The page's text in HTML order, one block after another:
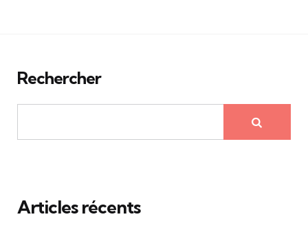
Rechercher
Articles récents